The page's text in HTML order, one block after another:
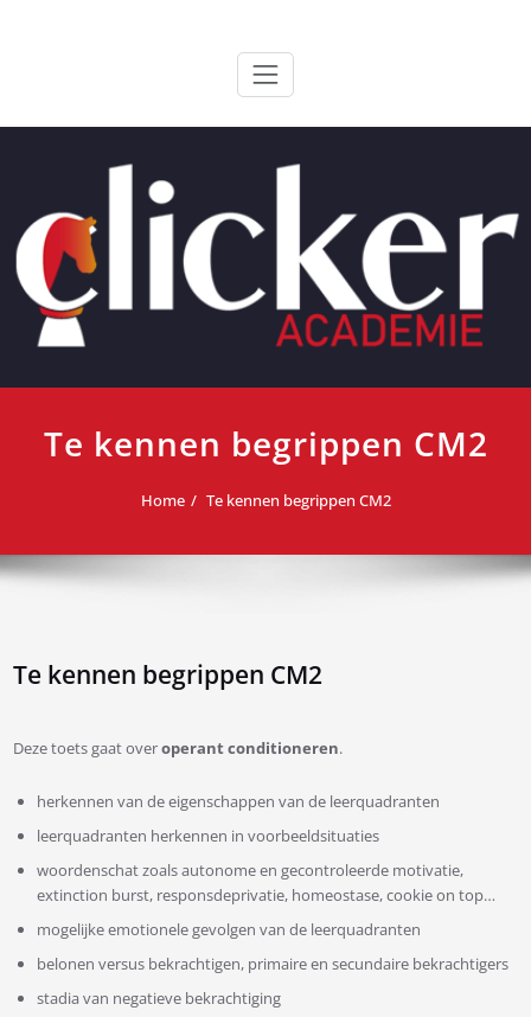
ClickerAcademie
Te kennen begrippen CM2
Home Te kennen begrippen CM2
Te kennen begrippen CM2
Deze toets gaat overoperant conditioneren.
herkennen van de eigenschappen van de leerquadranten
leerquadranten herkennen in voorbeeldsituaties
woordenschat zoals autonome en gecontroleerde motivatie,
extinction burst, responsdeprivatie, homeostase, cookie on top…
mogelijke emotionele gevolgen van de leerquadranten
belonen versus bekrachtigen, primaire en secundaire bekrachtigers
stadia van negatieve bekrachtiging